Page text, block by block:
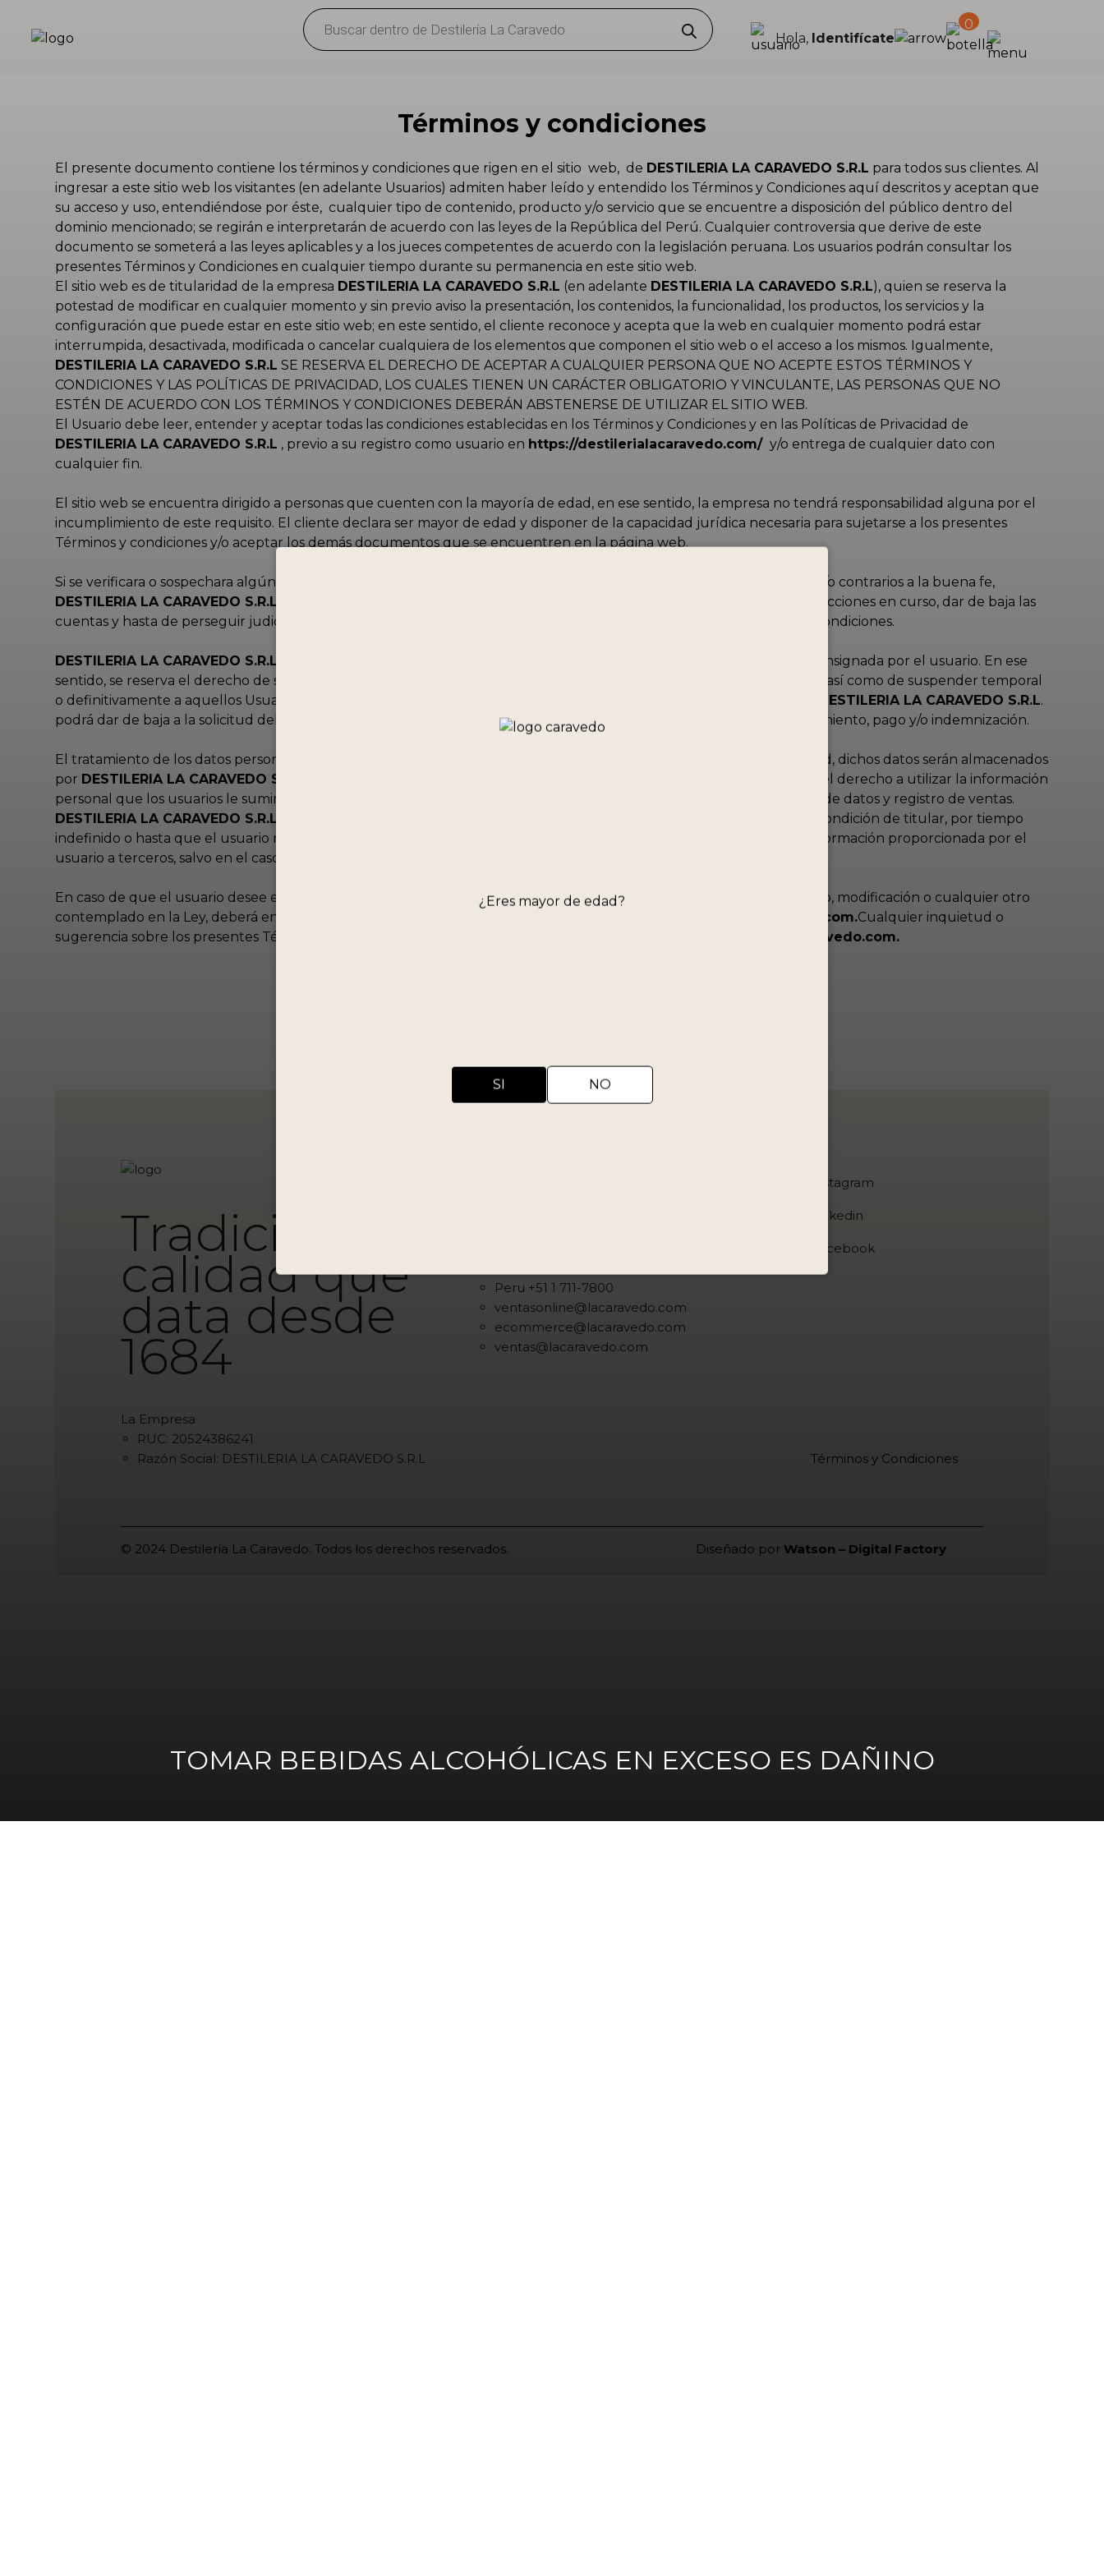
Products
search
Hola, Identifícate
0
Términos y condiciones
El presente documento contiene los términos y condiciones que rigen en el sitio web, de DESTILERIA LA CARAVEDO S.R.L para todos sus clientes. Al
ingresar a este sitio web los visitantes (en adelante Usuarios) admiten haber leído y entendido los Términos y Condiciones aquí descritos y aceptan que
su acceso y uso, entendiéndose por éste, cualquier tipo de contenido, producto y/o servicio que se encuentre a disposición del público dentro del
dominio mencionado; se regirán e interpretarán de acuerdo con las leyes de la República del Perú. Cualquier controversia que derive de este
documento se someterá a las leyes aplicables y a los jueces competentes de acuerdo con la legislación peruana. Los usuarios podrán consultar los
presentes Términos y Condiciones en cualquier tiempo durante su permanencia en este sitio web.
El sitio web es de titularidad de la empresa DESTILERIA LA CARAVEDO S.R.L (en adelante DESTILERIA LA CARAVEDO S.R.L), quien se reserva la
potestad de modificar en cualquier momento y sin previo aviso la presentación, los contenidos, la funcionalidad, los productos, los servicios y la
configuración que puede estar en este sitio web; en este sentido, el cliente reconoce y acepta que la web en cualquier momento podrá estar
interrumpida, desactivada, modificada o cancelar cualquiera de los elementos que componen el sitio web o el acceso a los mismos. Igualmente,
DESTILERIA LA CARAVEDO S.R.L SE RESERVA EL DERECHO DE ACEPTAR A CUALQUIER PERSONA QUE NO ACEPTE ESTOS TÉRMINOS Y
CONDICIONES Y LAS POLÍTICAS DE PRIVACIDAD, LOS CUALES TIENEN UN CARÁCTER OBLIGATORIO Y VINCULANTE, LAS PERSONAS QUE NO
ESTÉN DE ACUERDO CON LOS TÉRMINOS Y CONDICIONES DEBERÁN ABSTENERSE DE UTILIZAR EL SITIO WEB.
El Usuario debe leer, entender y aceptar todas las condiciones establecidas en los Términos y Condiciones y en las Políticas de Privacidad de
DESTILERIA LA CARAVEDO S.R.L , previo a su registro como usuario en https://destilerialacaravedo.com/ y/o entrega de cualquier dato con
cualquier fin.
El sitio web se encuentra dirigido a personas que cuenten con la mayoría de edad, en ese sentido, la empresa no tendrá responsabilidad alguna por el
incumplimiento de este requisito. El cliente declara ser mayor de edad y disponer de la capacidad jurídica necesaria para sujetarse a los presentes
Términos y condiciones y/o aceptar los demás documentos que se encuentren en la página web.
Si se verificara o sospechara algún uso fraudulento y/o malintencionado y/o contrario a estos Términos y Condiciones y/o contrarios a la buena fe,
DESTILERIA LA CARAVEDO S.R.L
tendrá el derecho inapelable de dar por terminados los servicios, cancelar las transacciones en curso, dar de baja las
cuentas y hasta de perseguir judicialmente a los usuarios que infrinjan las disposiciones de los presentes Términos y Condiciones.
DESTILERIA LA CARAVEDO S.R.L
podrá hacer los controles necesarios para verificar la veracidad de la información consignada por el usuario. En ese
sentido, se reserva el derecho de solicitar algún comprobante y/o dato adicional para corroborar los Datos Personales, así como de suspender temporal
o definitivamente a aquellos Usuarios cuyos datos no hayan podido ser confirmados. En estos casos de inhabilitación,
DESTILERIA LA CARAVEDO S.R.L.
podrá dar de baja a la solicitud del servicio o cualquier servicio en curso, sin que ello genere derecho alguno a resarcimiento, pago y/o indemnización.
El tratamiento de los datos personales que se recopilen se realizará cumpliendo con el más alto estándar de seguridad, dichos datos serán almacenados
por DESTILERIA LA CARAVEDO S.R.L
. Para más información, revisar las políticas de privacidad. La empresa se reserva el derecho a utilizar la información
personal que los usuarios le suministren voluntaria y conscientemente, únicamente para la conformación de su base de datos y registro de ventas.
DESTILERIA LA CARAVEDO S.R.L
procederá a guardar la información del usuario en la base de datos que posee en condición de titular, por tiempo
indefinido o hasta que el usuario revoque el consentimiento otorgado. La empresa no podrá vender ni transferir la información proporcionada por el
usuario a terceros, salvo en el caso que el usuario dé autorización expresa de esto.
En caso de que el usuario desee ejercer sus derechos de acceso, cancelación, oposición, revocatoria de consentimiento, modificación o cualquier otro
contemplado en la Ley, deberá enviar una comunicación al siguiente correo electrónico:
ventasonline@lacaravedo.com.Cualquier inquietud o
sugerencia sobre los presentes Términos y Condiciones podrá ser enviada al correo electrónico
ventasonline@lacaravedo.com.
Tradición y
calidad que
data desde
1684
La Empresa
RUC: 20524386241
Razón Social: DESTILERIA LA CARAVEDO S.R.L
Peru +51 1 711-7800
ventasonline@lacaravedo.com
ecommerce@lacaravedo.com
ventas@lacaravedo.com
Términos y Condiciones
© 2024 Destilería La Caravedo. Todos los derechos reservados. Diseñado por Watson – Digital Factory
¿Eres mayor de edad?
SI NO
TOMAR BEBIDAS ALCOHÓLICAS EN EXCESO ES DAÑINO